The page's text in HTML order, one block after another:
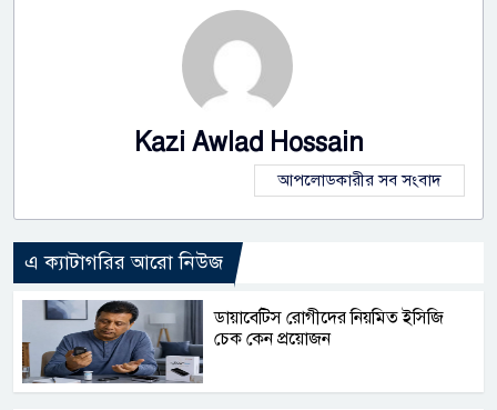
Kazi Awlad Hossain
আপলোডকারীর সব সংবাদ
এ ক্যাটাগরির আরো নিউজ
ডায়াবেটিস রোগীদের নিয়মিত ইসিজি
চেক কেন প্রয়োজন